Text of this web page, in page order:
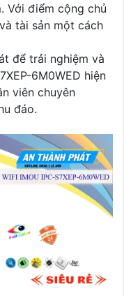
Với điểm cộng chủ
tài sản một cách
để trải nghiệm và
6M0WED hiện
viên chuyên
đáo.